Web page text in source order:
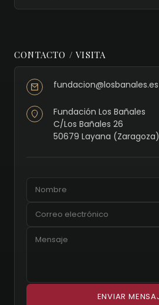
CONTACTO / VISITA
fundacion@losbanales.es
Fundación Los Bañales
C/Los Bañales 26
50679 Layana (Zaragoza)